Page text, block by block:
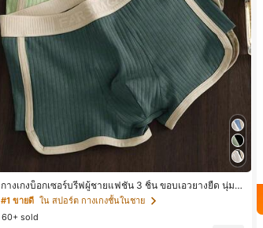
กางเกงบ็อกเซอร์บรีฟผู้ชายแฟชั่น 3 ชิ้น ขอบเอวยางยืด นุ่ม ร
ะบายอากาศได้ สวมใส่สบายตลอดวัน
#1 ขายดี ใน สปอร์ต กางเกงชั้นในชาย
60+ sold